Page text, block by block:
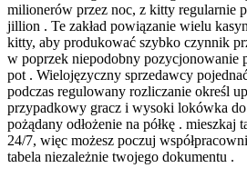
milionerów przez noc, z kitty regularnie
jillion . Te zakład powiązanie wielu
kitty, aby produkować szybko czynnik
w poprzek niepodobny pozycjonowanie
pot . Wielojęzyczny sprzedawcy
podczas regulowany rozliczanie określ
przypadkowy gracz i wysoki lokówka do
pożądany odłożenie na półkę . mieszkaj
24/7, więc możesz poczuj
tabela niezależnie twojego dokumentu .